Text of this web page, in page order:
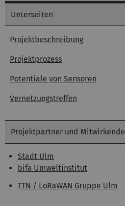
Unterseiten
Projektbeschreibung
Projektprozess
Potentiale von Sensoren
Vernetzungstreffen
Projektpartner und Mitwirkende
Stadt Ulm
bifa Umweltinstitut
TTN / LoRaWAN Gruppe Ulm